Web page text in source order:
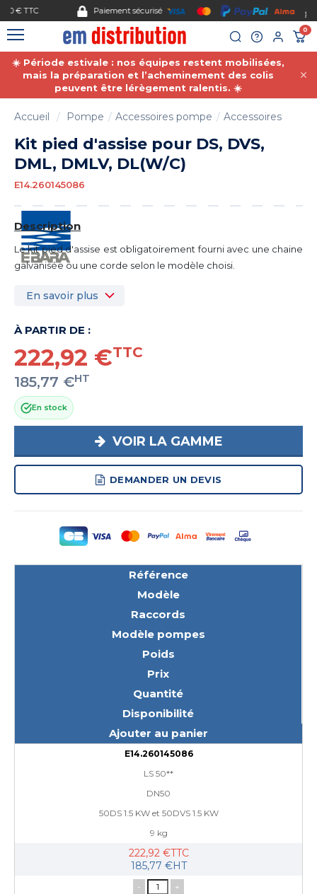
Paiement sécurisé
0
☀️ Période estivale : nos équipes restent mobilisées,
mais la préparation et l’acheminement des colis
peuvent être lérègement ralentis. ☀️
Accueil Pompe Accessoires pompe Accessoires
Kit pied d'assise pour DS, DVS,
DML, DMLV, DL(W/C)
E14.260145086
Description
Le kit pied d'assise est obligatoirement fourni avec une chaine
galvanisée ou une corde selon le modèle choisi.
En savoir plus
À PARTIR DE :
222,92 €TTC
185,77 €HT
En stock
VOIR LA GAMME
DEMANDER UN DEVIS
Référence
Modèle
Raccords
Modèle pompes
Poids
Prix
Quantité
Disponibilité
Ajouter au panier
E14.260145086
LS 50**
DN50
50DS 1.5 KW et 50DVS 1.5 KW
9 kg
222,92 €TTC
185,77 €HT
- +
Gestion des cookies